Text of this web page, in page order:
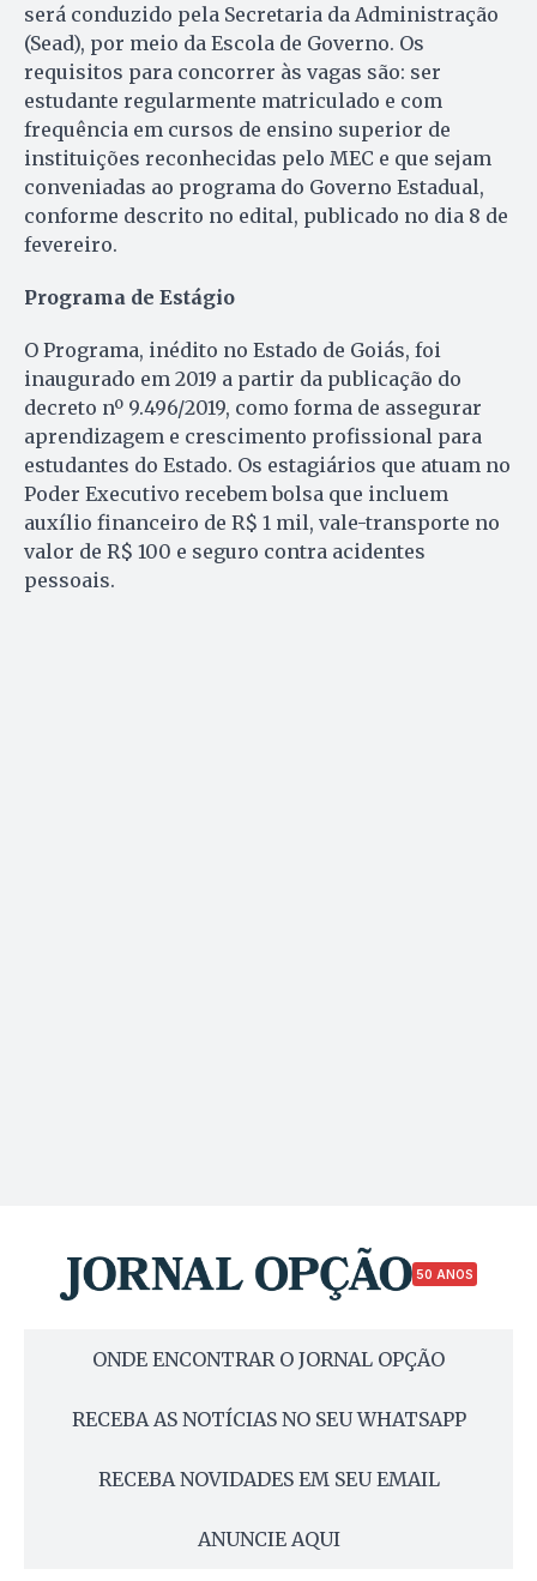
será conduzido pela Secretaria da Administração
(Sead), por meio da Escola de Governo. Os
requisitos para concorrer às vagas são: ser
estudante regularmente matriculado e com
frequência em cursos de ensino superior de
instituições reconhecidas pelo MEC e que sejam
conveniadas ao programa do Governo Estadual,
conforme descrito no edital, publicado no dia 8 de
fevereiro.
Programa de Estágio
O Programa, inédito no Estado de Goiás, foi
inaugurado em 2019 a partir da publicação do
decreto nº 9.496/2019, como forma de assegurar
aprendizagem e crescimento profissional para
estudantes do Estado. Os estagiários que atuam no
Poder Executivo recebem bolsa que incluem
auxílio financeiro de R$ 1 mil, vale-transporte no
valor de R$ 100 e seguro contra acidentes
pessoais.
50 ANOS
ONDE ENCONTRAR O JORNAL OPÇÃO
RECEBA AS NOTÍCIAS NO SEU WHATSAPP
RECEBA NOVIDADES EM SEU EMAIL
ANUNCIE AQUI